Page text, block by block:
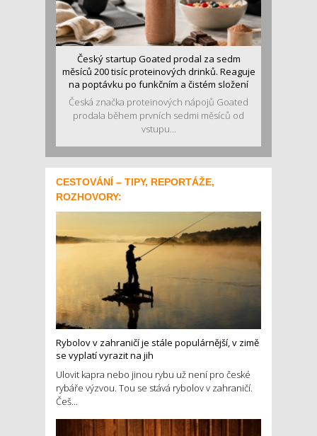
Český startup Goated prodal za sedm
měsíců 200 tisíc proteinových drinků. Reaguje
na poptávku po funkčním a čistém složení
Česká značka proteinových nápojů Goated
prodala během prvních sedmi měsíců od
vstupu...
CESTOVÁNÍ – TIPY, REPORTÁŽE,
ROZHOVORY:
Rybolov v zahraničí je stále populárnější, v zimě
se vyplatí vyrazit na jih
Ulovit kapra nebo jinou rybu už není pro české
rybáře výzvou. Tou se stává rybolov v zahraničí.
Češ...